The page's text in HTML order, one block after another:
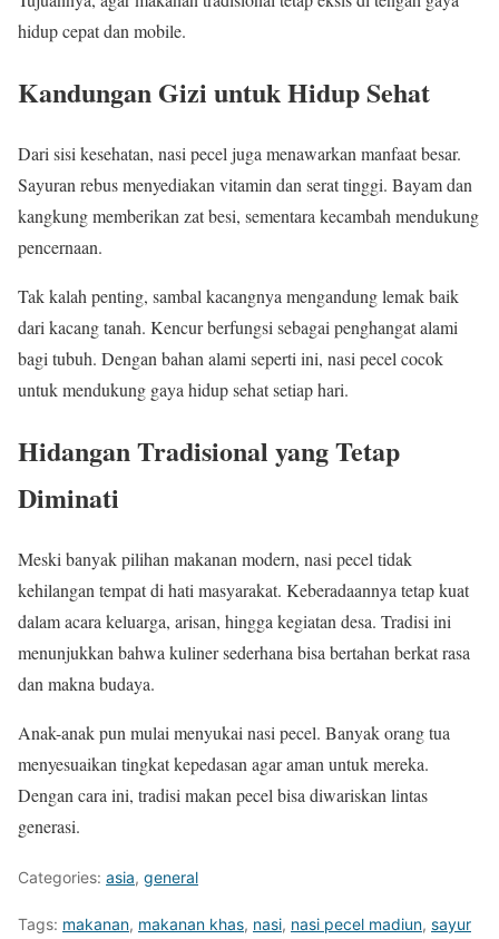
hidup cepat dan mobile.
Kandungan Gizi untuk Hidup Sehat
Dari sisi kesehatan, nasi pecel juga menawarkan manfaat besar.
Sayuran rebus menyediakan vitamin dan serat tinggi. Bayam dan
kangkung memberikan zat besi, sementara kecambah mendukung
pencernaan.
Tak kalah penting, sambal kacangnya mengandung lemak baik
dari kacang tanah. Kencur berfungsi sebagai penghangat alami
bagi tubuh. Dengan bahan alami seperti ini, nasi pecel cocok
untuk mendukung gaya hidup sehat setiap hari.
Hidangan Tradisional yang Tetap
Diminati
Meski banyak pilihan makanan modern, nasi pecel tidak
kehilangan tempat di hati masyarakat. Keberadaannya tetap kuat
dalam acara keluarga, arisan, hingga kegiatan desa. Tradisi ini
menunjukkan bahwa kuliner sederhana bisa bertahan berkat rasa
dan makna budaya.
Anak-anak pun mulai menyukai nasi pecel. Banyak orang tua
menyesuaikan tingkat kepedasan agar aman untuk mereka.
Dengan cara ini, tradisi makan pecel bisa diwariskan lintas
generasi.
Categories: asia, general
Tags: makanan, makanan khas, nasi, nasi pecel madiun, sayur